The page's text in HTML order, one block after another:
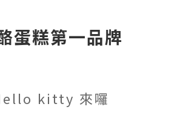
蛋糕第一品牌
kitty 來囉